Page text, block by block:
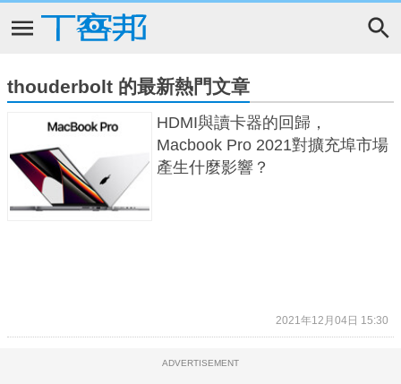
thouderbolt 的最新熱門文章
HDMI與讀卡器的回歸，
Macbook Pro 2021對擴充埠市場
產生什麼影響？
2021年12月04日 15:30
ADVERTISEMENT